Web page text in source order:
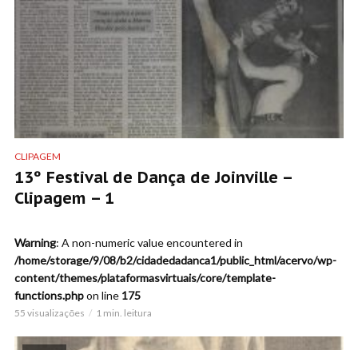
CLIPAGEM
13º Festival de Dança de Joinville –
Clipagem – 1
Warning: A non-numeric value encountered in
/home/storage/9/08/b2/cidadedadanca1/public_html/acervo/wp-
content/themes/plataformasvirtuais/core/template-
functions.phpon line 175
55 visualizações 1 min. leitura